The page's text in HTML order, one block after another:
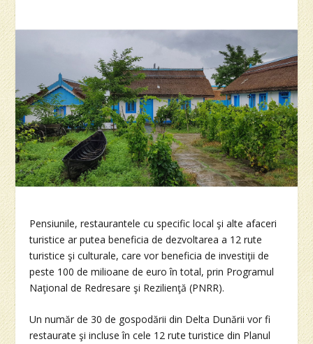
Pensiunile, restaurantele cu specific local şi alte afaceri
turistice ar putea beneficia de dezvoltarea a 12 rute
turistice şi culturale, care vor beneficia de investiţii de
peste 100 de milioane de euro în total, prin Programul
Naţional de Redresare şi Rezilienţă (PNRR).
Un număr de 30 de gospodării din Delta Dunării vor fi
restaurate şi incluse în cele 12 rute turistice din Planul